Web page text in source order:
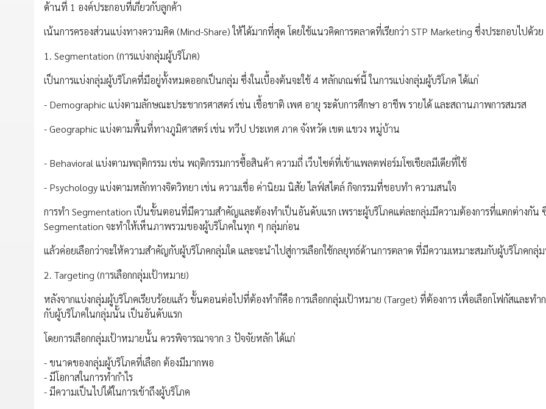
ด้านที่ 1 องค์ประกอบที่เกี่ยวกับลูกค้า
เน้นการครองส่วนแบ่งทางความคิด (Mind-Share) ให้ได้มากที่สุด โดยใช้แนวคิดการตลาดที่เรียกว่า STP Marketing ซึ่งประกอบไปด้วย
1. Segmentation (การแบ่งกลุ่มผู้บริโภค)
เป็นการแบ่งกลุ่มผู้บริโภคที่มีอยู่ทั้งหมดออกเป็นกลุ่ม ซึ่งในเบื้องต้นจะใช้ 4 หลักเกณฑ์นี้ ในการแบ่งกลุ่มผู้บริโภค ได้แก่
- Demographic แบ่งตามลักษณะประชากรศาสตร์ เช่น เชื้อชาติ เพศ อายุ ระดับการศึกษา อาชีพ รายได้ และสถานภาพการสมรส
- Geographic แบ่งตามพื้นที่ทางภูมิศาสตร์ เช่น ทวีป ประเทศ ภาค จังหวัด เขต แขวง หมู่บ้าน
- Behavioral แบ่งตามพฤติกรรม เช่น พฤติกรรมการซื้อสินค้า ความถี่ เว็บไซต์ที่เข้าแพลตฟอร์มโซเชียลมีเดียที่ใช้
- Psychology แบ่งตามหลักทางจิตวิทยา เช่น ความเชื่อ ค่านิยม นิสัย ไลฟ์สไตล์ กิจกรรมที่ชอบทำ ความสนใจ
การทำ Segmentation เป็นขั้นตอนที่มีความสำคัญและต้องทำเป็นอันดับแรก เพราะผู้บริโภคแต่ละกลุ่มมีความต้องการที่แตกต่างกัน
Segmentation จะทำให้เห็นภาพรวมของผู้บริโภคในทุก ๆ กลุ่มก่อน
แล้วค่อยเลือกว่าจะให้ความสำคัญกับผู้บริโภคกลุ่มใด และจะนำไปสู่การเลือกใช้กลยุทธ์ด้านการตลาด ที่มีความเหมาะสมกับผู้บริโภคกลุ่
2. Targeting (การเลือกกลุ่มเป้าหมาย)
หลังจากแบ่งกลุ่มผู้บริโภคเรียบร้อยแล้ว ขั้นตอนต่อไปที่ต้องทำก็คือ การเลือกกลุ่มเป้าหมาย (Target) ที่ต้องการ เพื่อเลือกโฟกัสและทำ
กับผู้บริโภคในกลุ่มนั้น เป็นอันดับแรก
โดยการเลือกกลุ่มเป้าหมายนั้น ควรพิจารณาจาก 3 ปัจจัยหลัก ได้แก่
- ขนาดของกลุ่มผู้บริโภคที่เลือก ต้องมีมากพอ
- มีโอกาสในการทำกำไร
- มีความเป็นไปได้ในการเข้าถึงผู้บริโภค